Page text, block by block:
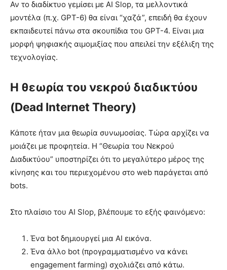
Αν το διαδίκτυο γεμίσει με AI Slop, τα μελλοντικά
μοντέλα (π.χ. GPT-6) θα είναι “χαζά”, επειδή θα έχουν
εκπαιδευτεί πάνω στα σκουπίδια του GPT-4. Είναι μια
μορφή ψηφιακής αιμομιξίας που απειλεί την εξέλιξη της
τεχνολογίας.
Η θεωρία του νεκρού διαδικτύου
(Dead Internet Theory)
Κάποτε ήταν μια θεωρία συνωμοσίας. Τώρα αρχίζει να
μοιάζει με προφητεία. Η “Θεωρία του Νεκρού
Διαδικτύου” υποστηρίζει ότι το μεγαλύτερο μέρος της
κίνησης και του περιεχομένου στο web παράγεται από
bots.
Στο πλαίσιο του AI Slop, βλέπουμε το εξής φαινόμενο:
Ένα bot δημιουργεί μια AI εικόνα.
Ένα άλλο bot (προγραμματισμένο να κάνει
engagement farming) σχολιάζει από κάτω.